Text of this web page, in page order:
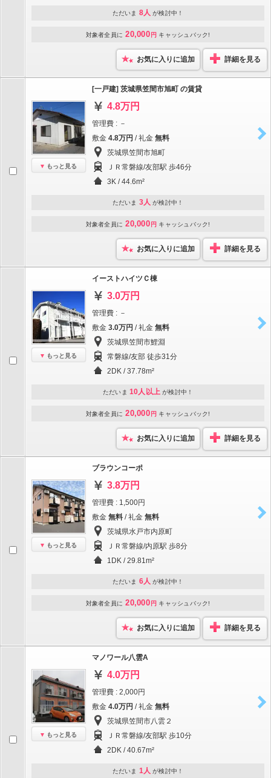
ただいま 8人 が検討中！
対象者全員に 20,000 円 キャッシュバック!
お気に入りに追加 詳細を見る
もっと見る
[一戸建] 茨城県笠間市旭町 の賃貸
4.8万円
管理費 : －
敷金 4.8万円 / 礼金 無料
茨城県笠間市旭町
ＪＲ常磐線/友部駅 歩46分
3K / 44.6m²
ただいま 3人 が検討中！
対象者全員に 20,000 円 キャッシュバック!
お気に入りに追加 詳細を見る
もっと見る
イーストハイツＣ棟
3.0万円
管理費 : －
敷金 3.0万円 / 礼金 無料
茨城県笠間市鯉淵
常磐線/友部 徒歩31分
2DK / 37.78m²
ただいま 10人以上 が検討中！
対象者全員に 20,000 円 キャッシュバック!
お気に入りに追加 詳細を見る
もっと見る
ブラウンコーポ
3.8万円
管理費 : 1,500円
敷金 無料 / 礼金 無料
茨城県水戸市内原町
ＪＲ常磐線/内原駅 歩8分
1DK / 29.81m²
ただいま 6人 が検討中！
対象者全員に 20,000 円 キャッシュバック!
お気に入りに追加 詳細を見る
もっと見る
マノワール八雲A
4.0万円
管理費 : 2,000円
敷金 4.0万円 / 礼金 無料
茨城県笠間市八雲２
ＪＲ常磐線/友部駅 歩10分
2DK / 40.67m²
ただいま 1人 が検討中！